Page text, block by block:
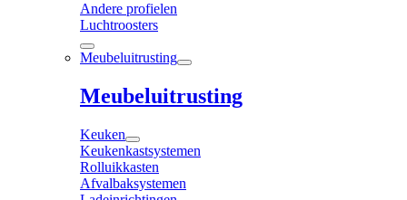
Andere profielen
Luchtroosters
Meubeluitrusting
Meubeluitrusting
Keuken
Keukenkastsystemen
Rolluikkasten
Afvalbaksystemen